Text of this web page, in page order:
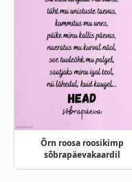
Õrn roosa roosikimp
sõbrapäevakaardil